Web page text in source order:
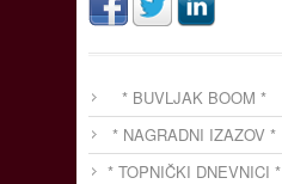
* BUVLJAK BOOM *
* NAGRADNI IZAZOV *
* TOPNIČKI DNEVNICI *